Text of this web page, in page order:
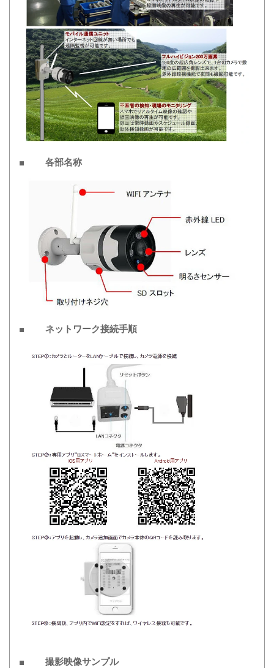
■ 各部名称
■ ネットワーク接続手順
■ 撮影映像サンプル